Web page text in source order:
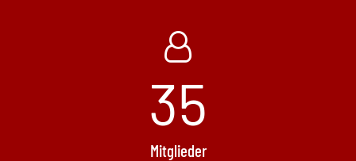
35
Mitglieder